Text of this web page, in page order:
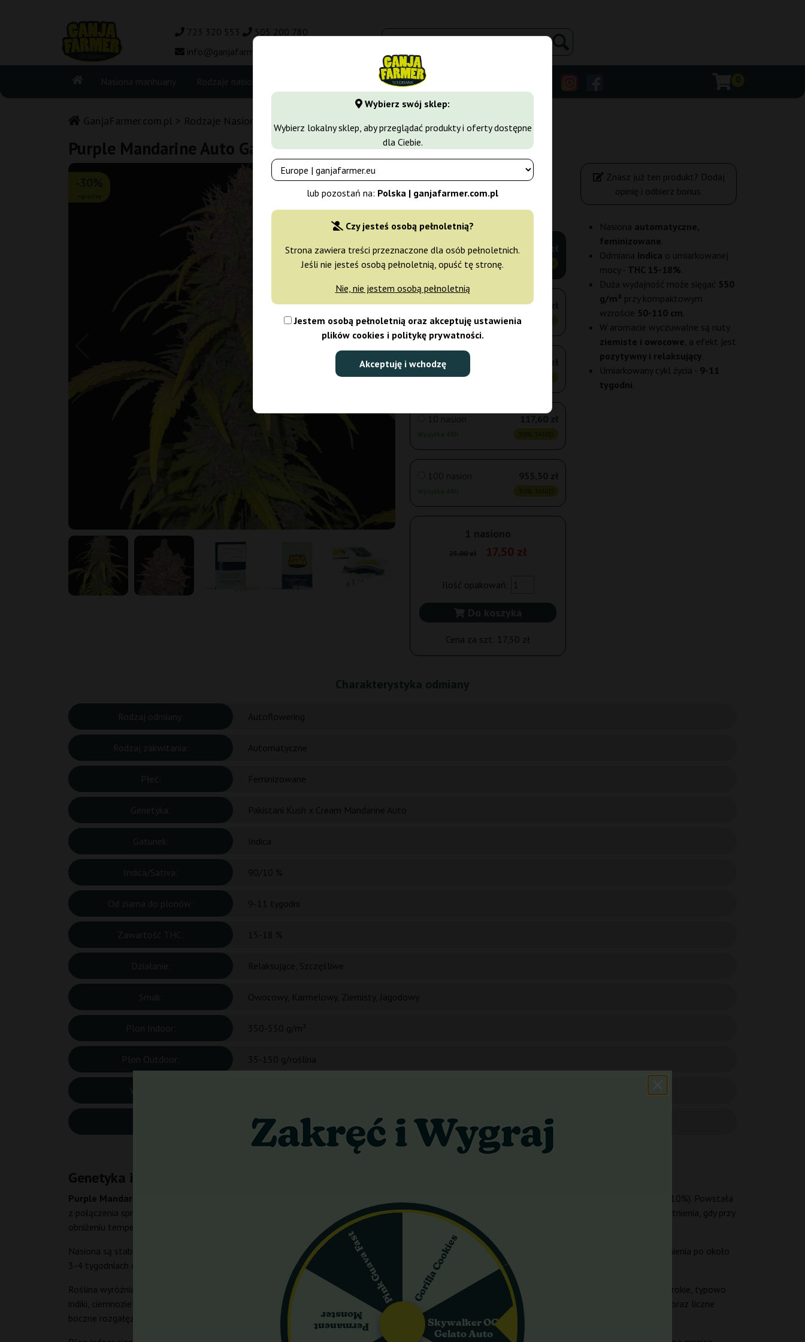
Wybierz swój sklep:
Wybierz lokalny sklep, aby przeglądać produkty i oferty dostępne
dla Ciebie.
lub pozostań na: Polska | ganjafarmer.com.pl
Czy jesteś osobą pełnoletnią?
Strona zawiera treści przeznaczone dla osób pełnoletnich.
Jeśli nie jesteś osobą pełnoletnią, opuść tę stronę.
Nie, nie jestem osobą pełnoletnią
Jestem osobą pełnoletnią oraz akceptuję ustawienia
plików cookies i politykę prywatności.
Akceptuję i wchodzę
723 320 553
505 200 780
info@ganjafarmer.com.pl
Nasiona marihuany Rodzaje nasion Odmiany marihuany
GanjaFarmer.com.pl Rodzaje Nasion Marihuany Purple Mandarine Auto
Purple Mandarine Auto Ganja Farmer
Ganja Farmer
1 nasiono
Wysyłka 24h
17,50 zł
3 nasiona
Wysyłka 24h
44,10 zł
30% TANIEJ
5 nasion
Wysyłka 24h
67,90 zł
10 nasion
Wysyłka 48h
117,60 zł
100 nasion
Wysyłka 48h
955,50 zł
1 nasiono
25,00 zł 17,50 zł
Ilość opakowań:
Do koszyka
Cena za szt: 17,50 zł
Znasz już ten produkt? Dodaj
opinię i odbierz bonus.
Nasiona automatyczne,
feminizowane
Odmiana Indica o umiarkowanej
mocy - THC 15-18%
Duża wydajność może sięgać 550
g/m² przy kompaktowym
wzroście 50-110 cm
W aromacie wyczuwalne są nuty
ziemiste i owocowe , a efekt jest
pozytywny i relaksujący
Umiarkowany cykl życia - 9-11
tygodni
Charakterystyka odmiany
Rodzaj odmiany:
Rodzaj zakwitania:
Płeć:
Genetyka:
Gatunek:
Indica/Sativa:
Od ziarna do plonów:
Zawartość THC:
Działanie:
Smak:
Plon Indoor:
Plon Outdoor:
Wysokość:
1 %
Genetyka i charakterystyka Purple Mandarine Auto
Purple Mandarine Auto
to w pełni feminizowana odmiana autofloweringowa, w której dominuje genetyka indica (90%) z subtelnym wkładem sativy (10%). Powstała
z połączenia sprawdzonych linii: Pakistani Kush x Cream Mandarine Auto, co nadaje jej unikalny profil smakowy oraz atrakcyjną wizualnie końcówkę kwitnienia, gdy przy
obniżeniu temperatur pąki i liście nabierają głębokiego fioletu.
Nasiona są stabilne genetycznie, a autofloweringowy charakter sprawia, że niezależnie od długości dnia roślina automatycznie przechodzi w fazę kwitnienia po około
3-4 tygodniach od siewu. Odmiana posiada geny ruderalis, co czyni ją w pełni automatyczną.
Roślina wyróżnia się zwartym, krzaczastym pokrojem z krótkimi międzywęźlami, co czyni ją idealną do uprawy w ograniczonej przestrzeni. Liście są szerokie, typowo
indiki, ciemnozielone, a w końcowej fazie kwitnienia często wybarwiają się na purpurowo. Kwiaty są gęste, żywiczne i zwarte, tworzą długi główny top oraz liczne
boczne rozgałęzienia.
Gorilla Cookies
Skywalker OG
Gelato Auto
Permanent
Monster
Pink Guava Fast